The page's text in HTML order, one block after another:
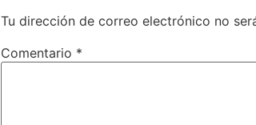
Tu dirección de correo electrónico no
Comentario *